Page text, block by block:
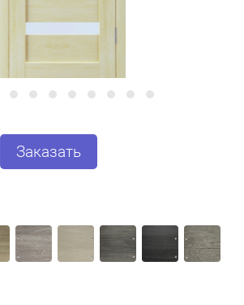
Заказать
Interesē
durvis
durvis
dzīvoklim
Отослать!